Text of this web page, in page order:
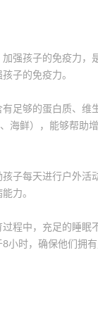
强孩子的免疫力，
子的免疫力。
足够的蛋白质、维
海鲜），能够帮助
子每天进行户外活
力。
程中，充足的睡眠
时，确保他们拥有